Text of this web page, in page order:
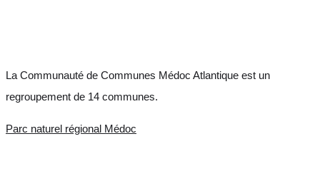
La Communauté de Communes Médoc Atlantique est un
regroupement de 14 communes.
Parc naturel régional Médoc